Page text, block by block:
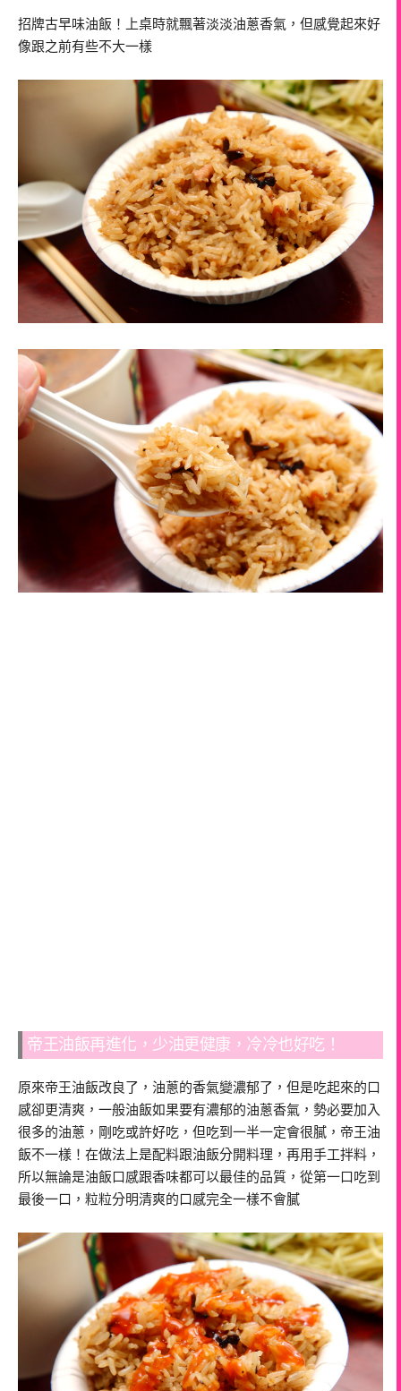
招牌古早味油飯！上桌時就飄著淡淡油蔥香氣，但感覺起來好
像跟之前有些不大一樣
帝王油飯再進化，少油更健康，冷冷也好吃！
原來帝王油飯改良了，油蔥的香氣變濃郁了，但是吃起來的口
感卻更清爽，一般油飯如果要有濃郁的油蔥香氣，勢必要加入
很多的油蔥，剛吃或許好吃，但吃到一半一定會很膩，帝王油
飯不一樣！在做法上是配料跟油飯分開料理，再用手工拌料，
所以無論是油飯口感跟香味都可以最佳的品質，從第一口吃到
最後一口，粒粒分明清爽的口感完全一樣不會膩